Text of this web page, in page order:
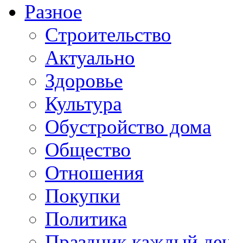
Разное
Cтроительство
Актуально
Здоровье
Культура
Обустройство дома
Общество
Отношения
Покупки
Политика